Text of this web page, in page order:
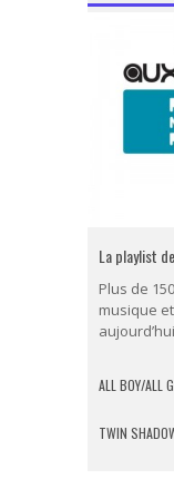
La playlist
Plus de
musique
ALL BOY/ALL
TWIN